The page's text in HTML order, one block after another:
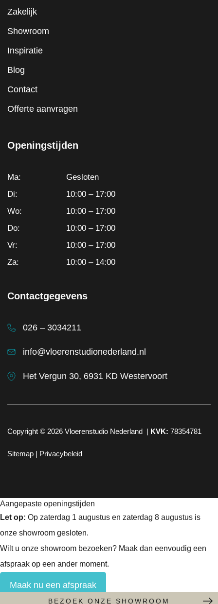
Zakelijk
Showroom
Inspiratie
Blog
Contact
Offerte aanvragen
Openingstijden
Ma:
Gesloten
Di:
10:00 – 17:00
Wo:
10:00 – 17:00
Do:
10:00 – 17:00
Vr:
10:00 – 17:00
Za:
10:00 – 14:00
Contactgegevens
026 – 3034211
info@vloerenstudionederland.nl
Het Vergun 30, 6931 KD Westervoort
Copyright © 2026 Vloerenstudio Nederland | KVK: 78354781
Sitemap | Privacybeleid
BEZOEK ONZE SHOWROOM
Aangepaste openingstijden
Let op: Op zaterdag 1 augustus en zaterdag 8 augustus is
onze showroom gesloten.
Wilt u onze showroom bezoeken? Maak dan eenvoudig een
afspraak op een ander moment.
Maak nu een afspraak